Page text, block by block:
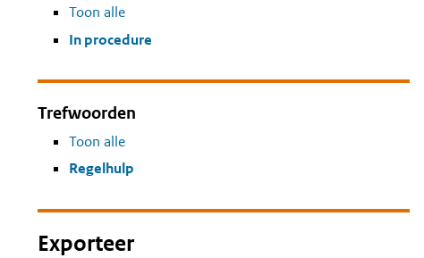
Toon alle
In procedure
Trefwoorden
Toon alle
Regelhulp
Exporteer